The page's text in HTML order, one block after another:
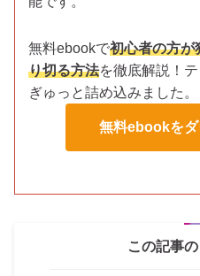
無料ebookで初心者の方が
り切る方法を徹底解説！
ぎゅっと詰め込みました。
無料ebookを
この記事